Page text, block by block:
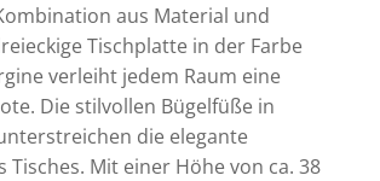
aus Material und
Tischplatte in der Farbe
verleiht jedem Raum eine
Die stilvollen Bügelfüße in
die elegante
Tisches. Mit einer Höhe von ca. 38